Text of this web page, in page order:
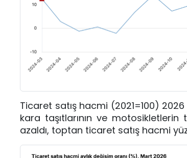
Ticaret satış hacmi (2021=100)
kara taşıtlarının ve
azaldı, toptan ticaret satış hacmi